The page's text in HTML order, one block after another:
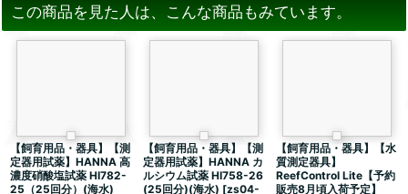
この商品を見た人は、こんな商品もみています。
【飼育用品・器具】【測
定器用試薬】HANNA 高
濃度硝酸塩試薬 HI782-
25（25回分）(海水)
【飼育用品・器具】【測
定器用試薬】HANNA カ
ルシウム試薬 HI758-26
(25回分)(海水) [zs04-
【飼育用品・器具】【水
質測定器具】
ReefControl Lite【予約
販売8月頃入荷予定】